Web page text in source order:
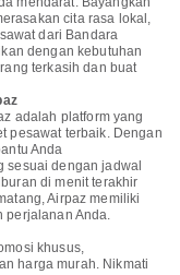
cita rasa lokal,
dari Bandara
dengan kebutuhan
terkasih dan buat
adalah platform yang
pesawat terbaik. Dengan
Anda
sesuai dengan jadwal
di menit terakhir
Airpaz memiliki
perjalanan Anda.
khusus,
harga murah. Nikmati